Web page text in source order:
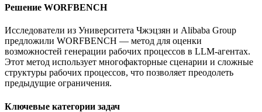
Решение WORFBENCH
Исследователи из Университета Чжэцзян и Alibaba Group
предложили WORFBENCH — метод для оценки
возможностей генерации рабочих процессов в LLM-агентах.
Этот метод использует многофакторные сценарии и сложные
структуры рабочих процессов, что позволяет преодолеть
предыдущие ограничения.
Ключевые категории задач